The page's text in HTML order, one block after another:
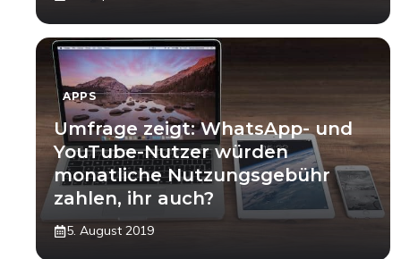
APPS
Umfrage zeigt: WhatsApp- und
YouTube-Nutzer würden
monatliche Nutzungsgebühr
zahlen, ihr auch?
5. August 2019